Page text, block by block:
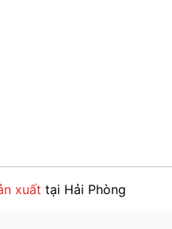
xuất tại Hải Phòng